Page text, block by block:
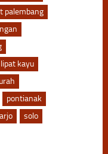
palembang
kayu
pontianak
solo